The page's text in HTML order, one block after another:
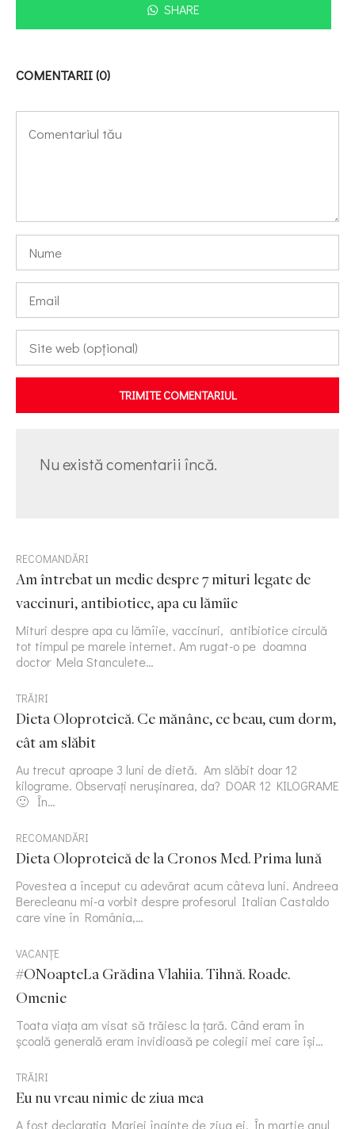
SHARE
COMENTARII (0)
TRIMITE COMENTARIUL
Nu există comentarii încă.
RECOMANDĂRI
Am întrebat un medic despre 7 mituri legate de
vaccinuri, antibiotice, apa cu lămîie
Mituri despre apa cu lămîie, vaccinuri, antibiotice circulă
tot timpul pe marele internet. Am rugat-o pe doamna
doctor Mela Stanculete…
TRĂIRI
Dieta Oloproteică. Ce mănânc, ce beau, cum dorm,
cât am slăbit
Au trecut aproape 3 luni de dietă. Am slăbit doar 12
kilograme. Observați nerușinarea, da? DOAR 12 KILOGRAME
🙂 În…
RECOMANDĂRI
Dieta Oloproteică de la Cronos Med. Prima lună
Povestea a început cu adevărat acum câteva luni. Andreea
Berecleanu mi-a vorbit despre profesorul Italian Castaldo
care vine în România,…
VACANȚE
#ONoapteLa Grădina Vlahiia. Tihnă. Roade.
Omenie
Toata viața am visat să trăiesc la țară. Când eram în
școală generală eram invidioasă pe colegii mei care își…
TRĂIRI
Eu nu vreau nimic de ziua mea
A fost declarația Mariei înainte de ziua ei. În martie anul